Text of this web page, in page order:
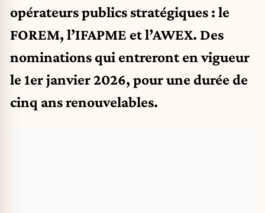
opérateurs publics stratégiques : le
FOREM, l’IFAPME et l’AWEX. Des
nominations qui entreront en vigueur
le 1er janvier 2026, pour une durée de
cinq ans renouvelables.